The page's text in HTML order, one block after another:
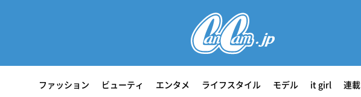
ファッション ビューティ エンタメ ライフスタイル モデル it girl 連載